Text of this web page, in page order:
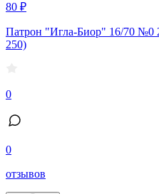
80 ₽
Патрон "Игла-Биор" 16/70 №0
250)
0
0
отзывов